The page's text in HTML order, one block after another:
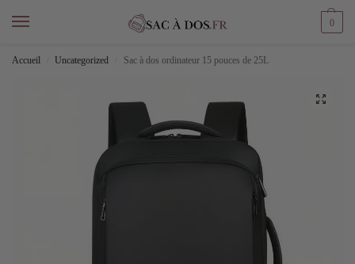
0
Accueil Uncategorized Sac à dos ordinateur 15 pouces de 25L